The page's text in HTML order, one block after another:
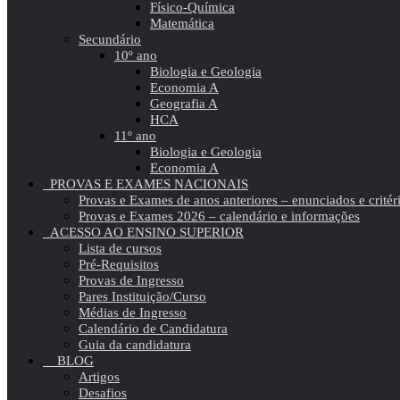
Físico-Química
Matemática
Secundário
10º ano
Biologia e Geologia
Economia A
Geografia A
HCA
11º ano
Biologia e Geologia
Economia A
PROVAS E EXAMES NACIONAIS
Provas e Exames de anos anteriores – enunciados e
Provas e Exames 2026 – calendário e informações
ACESSO AO ENSINO SUPERIOR
Lista de cursos
Pré-Requisitos
Provas de Ingresso
Pares Instituição/Curso
Médias de Ingresso
Calendário de Candidatura
Guia da candidatura
BLOG
Artigos
Desafios